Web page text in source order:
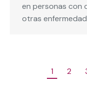
en personas con
otras
1 2